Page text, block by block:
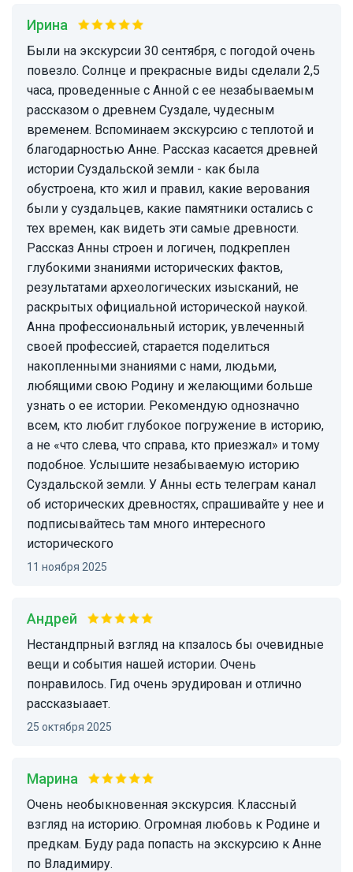
Ирина
Были на экскурсии 30 сентября, с погодой очень
повезло. Солнце и прекрасные виды сделали 2,5
часа, проведенные с Анной с ее незабываемым
рассказом о древнем Суздале, чудесным
временем. Вспоминаем экскурсию с теплотой и
благодарностью Анне. Рассказ касается древней
истории Суздальской земли - как была
обустроена, кто жил и правил, какие верования
были у суздальцев, какие памятники остались с
тех времен, как видеть эти самые древности.
Рассказ Анны строен и логичен, подкреплен
глубокими знаниями исторических фактов,
результатами археологических изысканий, не
раскрытых официальной исторической наукой.
Анна профессиональный историк, увлеченный
своей профессией, старается поделиться
накопленными знаниями с нами, людьми,
любящими свою Родину и желающими больше
узнать о ее истории. Рекомендую однозначно
всем, кто любит глубокое погружение в историю,
а не «что слева, что справа, кто приезжал» и тому
подобное. Услышите незабываемую историю
Суздальской земли. У Анны есть телеграм канал
об исторических древностях, спрашивайте у нее и
подписывайтесь там много интересного
исторического
11 ноября 2025
Андрей
Нестандпрный взгляд на кпзалось бы очевидные
вещи и события нашей истории. Очень
понравилось. Гид очень эрудирован и отлично
рассказыаает.
25 октября 2025
Марина
Очень необыкновенная экскурсия. Классный
взгляд на историю. Огромная любовь к Родине и
предкам. Буду рада попасть на экскурсию к Анне
по Владимиру.